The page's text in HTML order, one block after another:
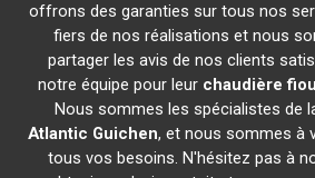
offrons des garanties sur tous nos
fiers de nos réalisations et nous
partager les avis de nos clients
notre équipe pour leur chaudière
Nous sommes les spécialistes de
Atlantic Guichen, et nous sommes à
tous vos besoins. N'hésitez pas à